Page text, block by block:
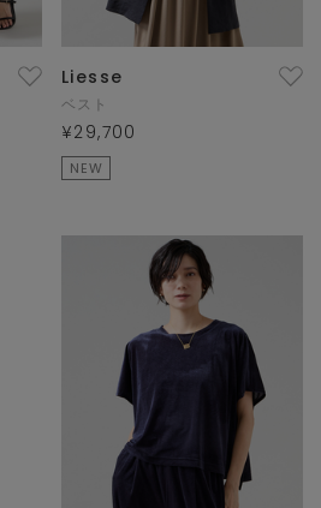
Liesse
ベスト
¥29,700
NEW